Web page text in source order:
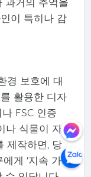
이 특히나 감
경 보호에 대
활용한 디자
FSC 인증
나 식물이 자
제작하면, 당
에게 '지속 가